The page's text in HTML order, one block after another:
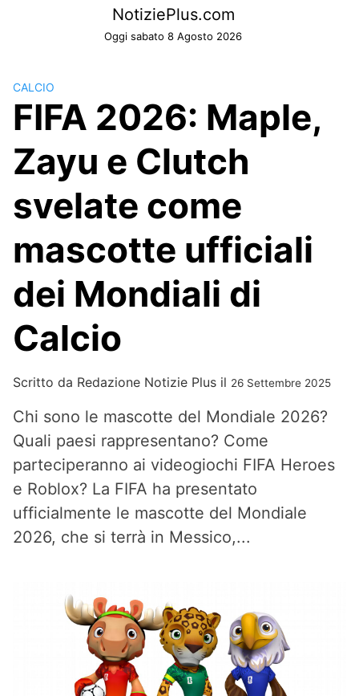
NotiziePlus.com
Oggi sabato 8 Agosto 2026
CALCIO
FIFA 2026: Maple,
Zayu e Clutch
svelate come
mascotte ufficiali
dei Mondiali di
Calcio
Scritto da Redazione Notizie Plus il 26 Settembre 2025
Chi sono le mascotte del Mondiale 2026?
Quali paesi rappresentano? Come
parteciperanno ai videogiochi FIFA Heroes
e Roblox? La FIFA ha presentato
ufficialmente le mascotte del Mondiale
2026, che si terrà in Messico,...